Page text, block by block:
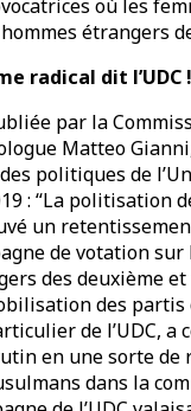
où les
étrangers
radical dit l’UDC !
par la
Matteo
politiques de
: “La politisation
un
de votation
des deuxième
des partis
de l’UDC, a
en une sorte de
dans la